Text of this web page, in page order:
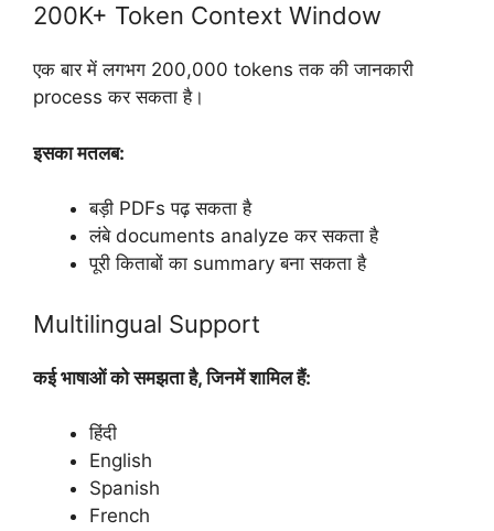
200K+ Token Context Window
एक बार में लगभग 200,000 tokens तक की जानकारी
process कर सकता है।
इसका मतलब:
बड़ी PDFs पढ़ सकता है
लंबे documents analyze कर सकता है
पूरी किताबों का summary बना सकता है
Multilingual Support
कई भाषाओं को समझता है, जिनमें शामिल हैं:
हिंदी
English
Spanish
French